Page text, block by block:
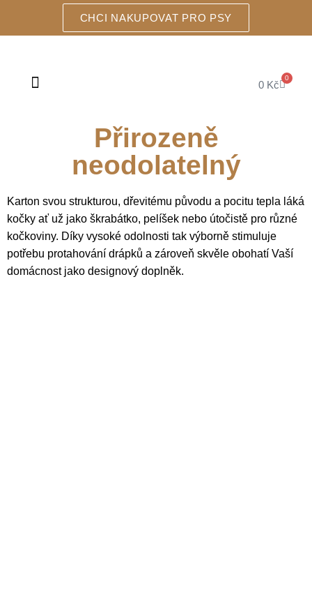
CHCI NAKUPOVAT PRO PSY
0 Kč
0
Přirozeně
neodolatelný
Karton svou strukturou, dřevitému původu a pocitu tepla láká
kočky ať už jako škrabátko, pelíšek nebo útočistě pro různé
kočkoviny. Díky vysoké odolnosti tak výborně stimuluje
potřebu protahování drápků a zároveň skvěle obohatí Vaší
domácnost jako designový doplněk.